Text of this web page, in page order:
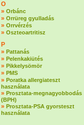
O
» Orbánc
» Orrüreg gyulladás
» Orrvérzés
» Oszteoartritisz
P
» Pattanás
» Pelenkakiütés
» Pikkelysömör
» PMS
» Poratka allergiateszt
használata
» Prosztata-megnagyobbodás
(BPH)
» Prosztata-PSA gyorsteszt
használata